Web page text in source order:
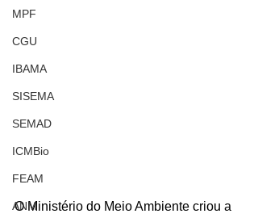
MPF
CGU
IBAMA
SISEMA
SEMAD
ICMBio
FEAM
ANM
O Ministério do Meio Ambiente criou a